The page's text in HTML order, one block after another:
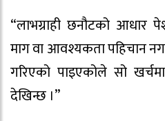
“लाभग्राही छनौटको आधार
माग वा आवश्यकता पहिचान
गरिएको पाइएकोले सो
देखिन्छ ।”